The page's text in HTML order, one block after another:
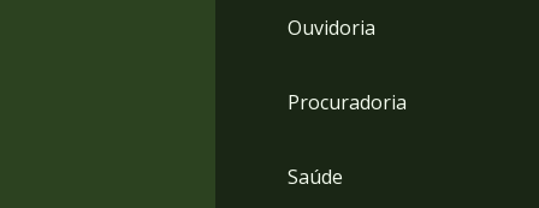
Ouvidoria
Procuradoria
Saúde